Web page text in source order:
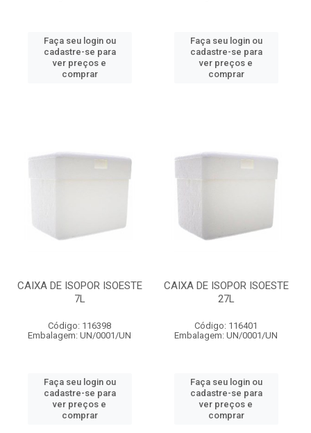
Faça seu login ou
cadastre-se para
ver preços e
comprar
Faça seu login ou
cadastre-se para
ver preços e
comprar
CAIXA DE ISOPOR ISOESTE
7L
Código: 116398
Embalagem: UN/0001/UN
Faça seu login ou
cadastre-se para
ver preços e
comprar
CAIXA DE ISOPOR ISOESTE
27L
Código: 116401
Embalagem: UN/0001/UN
Faça seu login ou
cadastre-se para
ver preços e
comprar